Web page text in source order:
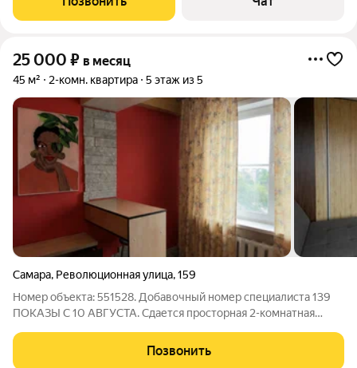
25 000 ₽ в месяц
45 м² 2-комн. квартира 5 этаж из 5
Самара, Революционная улица,159
Номер объекта: 551528. Добавочный номер специалиста 139
ПОКАЗЫ С 10 АВГУСТА. Сдается просторная 2-комнатная
уютная, просторная квартира в районе с развитой
инфраструктурой. Отличный вариант для
Позвонить